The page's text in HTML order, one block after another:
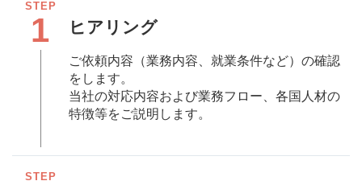
1 ヒアリング
ご依頼内容（業務内容、就業条件など）の確認
をします。
当社の対応内容および業務フロー、各国⼈材の
特徴等をご説明します。